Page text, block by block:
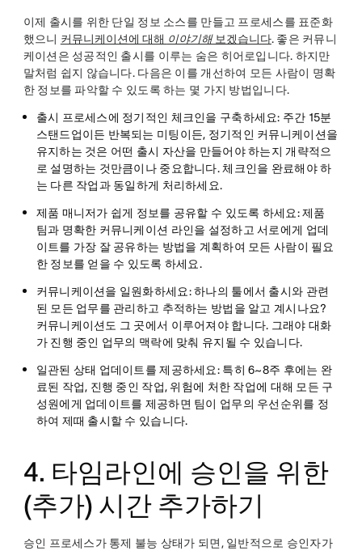
이제 출시를 위한 단일 정보 소스를 만들고 프로세스를 표준화
했으니 커뮤니케이션에 대해 이야기해보겠습니다. 좋은 커뮤니
케이션은 성공적인 출시를 이루는 숨은 히어로입니다. 하지만
말처럼 쉽지 않습니다. 다음은 이를 개선하여 모든 사람이 명확
한 정보를 파악할 수 있도록 하는 몇 가지 방법입니다.
출시 프로세스에 정기적인 체크인을 구축하세요: 주간 15분
스탠드업이든 반복되는 미팅이든, 정기적인 커뮤니케이션을
유지하는 것은 어떤 출시 자산을 만들어야 하는지 개략적으
로 설명하는 것만큼이나 중요합니다. 체크인을 완료해야 하
는 다른 작업과 동일하게 처리하세요.
제품 매니저가 쉽게 정보를 공유할 수 있도록 하세요: 제품
팀과 명확한 커뮤니케이션 라인을 설정하고 서로에게 업데
이트를 가장 잘 공유하는 방법을 계획하여 모든 사람이 필요
한 정보를 얻을 수 있도록 하세요.
커뮤니케이션을 일원화하세요: 하나의 툴에서 출시와 관련
된 모든 업무를 관리하고 추적하는 방법을 알고 계시나요?
커뮤니케이션도 그 곳에서 이루어져야 합니다. 그래야 대화
가 진행 중인 업무의 맥락에 맞춰 유지될 수 있습니다.
일관된 상태 업데이트를 제공하세요: 특히 6~8주 후에는 완
료된 작업, 진행 중인 작업, 위험에 처한 작업에 대해 모든 구
성원에게 업데이트를 제공하면 팀이 업무의 우선순위를 정
하여 제때 출시할 수 있습니다.
4. 타임라인에 승인을 위한
(추가) 시간 추가하기
승인 프로세스가 통제 불능 상태가 되면, 일반적으로 승인자가